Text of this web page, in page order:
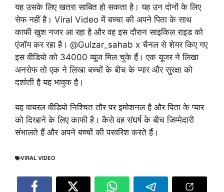
यह उसके लिए खतरा साबित हो सकता है। यह उन दोनों के लिए
सेफ नहीं है। Viral Video में बच्चा की अपने पिता के साथ
काफी खुश नजर आ रहा है और वह इस दौरान साइकिल राइड को
एंजॉय कर रहा है। @Gulzar_sahab x चैनल से शेयर किए गए
इस वीडियो को 34000 व्यूज मिल चुके हैं। एक यूजर ने लिखा
अनसेफ तो एक ने लिखा बच्चों के बीच के प्यार और सुरक्षा को
दर्शाती है यह भावुक है।
यह वायरल वीडियो निश्चित तौर पर इमोशनल है और पिता के प्यार
को दिखाने के लिए काफी है। कैसे वह संघर्ष के बीच जिम्मेदारी
संभालते हैं और अपने बच्चों की परवरिश करते हैं।
VIRAL VIDEO